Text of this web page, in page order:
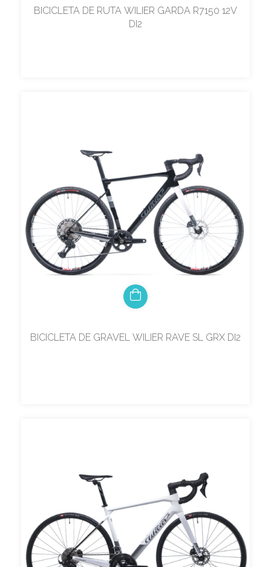
BICICLETA DE RUTA WILIER GARDA R7150 12V
DI2
BICICLETA DE GRAVEL WILIER RAVE SL GRX DI2